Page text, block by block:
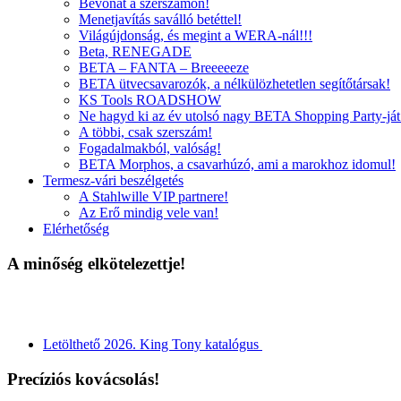
Bevonat a szerszámon!
Menetjavítás saválló betéttel!
Világújdonság, és megint a WERA-nál!!!
Beta, RENEGADE
BETA – FANTA – Breeeeeze
BETA ütvecsavarozók, a nélkülözhetetlen segítőtársak!
KS Tools ROADSHOW
Ne hagyd ki az év utolsó nagy BETA Shopping Party-
A többi, csak szerszám!
Fogadalmakból, valóság!
BETA Morphos, a csavarhúzó, ami a marokhoz idomul!
Termesz-vári beszélgetés
A Stahlwille VIP partnere!
Az Erő mindig vele van!
Elérhetőség
A minőség elkötelezettje!
Letölthető 2026. King Tony katalógus
Precíziós kovácsolás!